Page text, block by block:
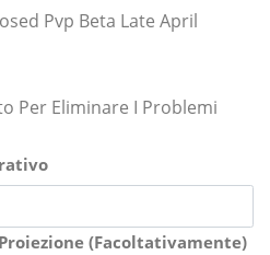
Pvp Beta Late April
Per Eliminare I Problemi
(Facoltativamente)